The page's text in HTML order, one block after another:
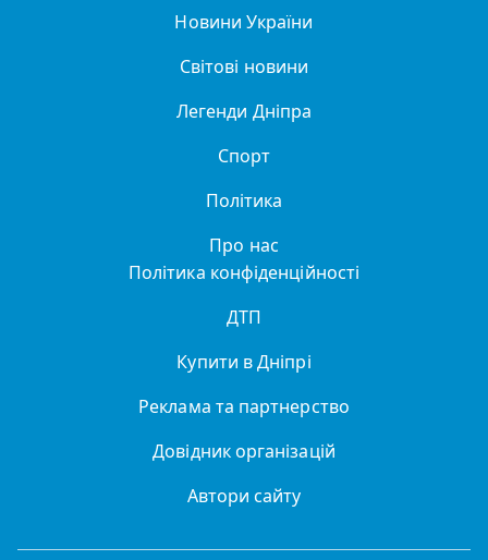
Новини України
Світові новини
Легенди Дніпра
Спорт
Політика
Про нас
Політика конфіденційності
ДТП
Купити в Дніпрі
Реклама та партнерство
Довідник організацій
Автори сайту